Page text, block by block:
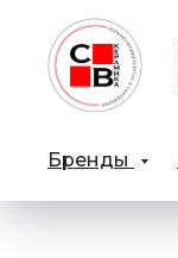
Бренды